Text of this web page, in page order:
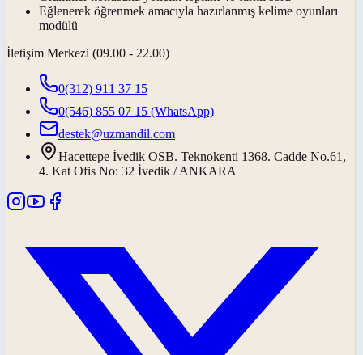
Eğlenerek öğrenmek amacıyla hazırlanmış kelime oyunları
modülü
İletişim Merkezi (09.00 - 22.00)
0(312) 911 37 15
0(546) 855 07 15 (WhatsApp)
destek@uzmandil.com
Hacettepe İvedik OSB. Teknokenti 1368. Cadde No.61,
4. Kat Ofis No: 32 İvedik / ANKARA